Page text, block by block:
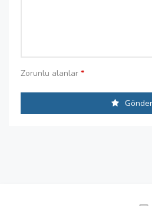
Zorunlu alanlar *
Gönder